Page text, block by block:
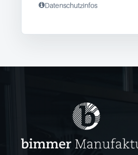
Datenschutzinfos